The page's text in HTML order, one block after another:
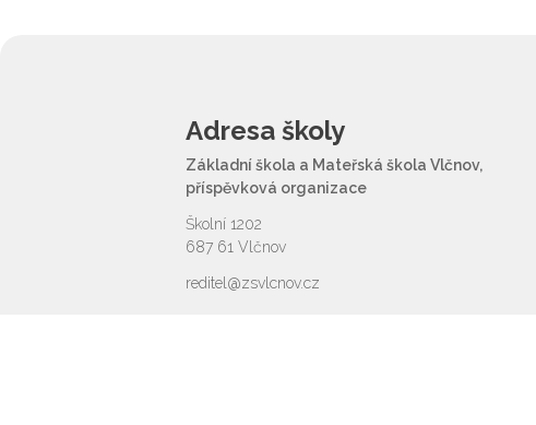
Adresa školy
Základní škola a Mateřská škola Vlčnov,
příspěvková organizace
Školní 1202
687 61 Vlčnov
reditel@zsvlcnov.cz